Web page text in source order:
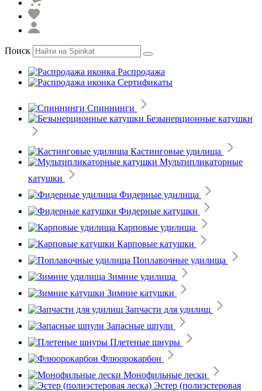
Поиск
Распродажа
Сертификаты
Спиннинги
Безынерционные катушки
Кастинговые удилища
Мультипликаторные
катушки
Фидерные удилища
Фидерные катушки
Карповые удилища
Карповые катушки
Поплавочные удилища
Зимние удилища
Зимние катушки
Запчасти для удилищ
Запасные шпули
Плетеные шнуры
Флюорокарбон
Монофильные лески
Эстер (полиэстеровая